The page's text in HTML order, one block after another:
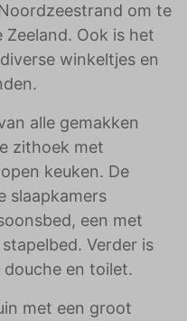
om te
Ook is het
winkeltjes en
alle gemakken
zithoek met
keuken. De
slaapkamers
een met
Verder is
en toilet.
met een groot